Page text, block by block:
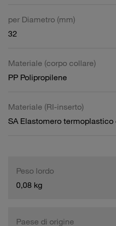
per Diametro (mm)
32
Materiale (corpo collare)
PP Polipropilene
Materiale (RI-inserto)
SA Elastomero termoplastico
Peso lordo
0,08 kg
Paese di origine